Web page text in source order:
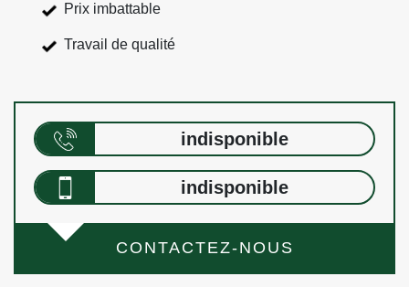
Prix imbattable
Travail de qualité
indisponible
indisponible
CONTACTEZ-NOUS